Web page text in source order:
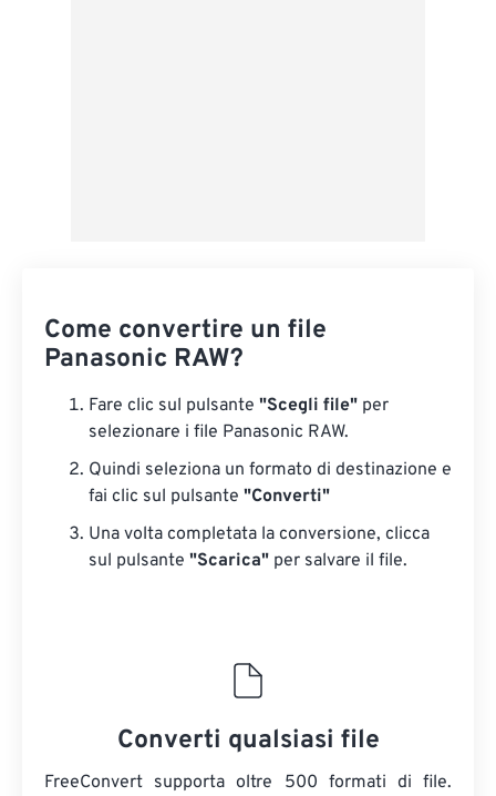
Come convertire un file
Panasonic RAW?
Fare clic sul pulsante "Scegli file" per
selezionare i file Panasonic RAW.
Quindi seleziona un formato di destinazione e
fai clic sul pulsante "Converti"
Una volta completata la conversione, clicca
sul pulsante "Scarica" ​​per salvare il file.
Converti qualsiasi file
FreeConvert supporta oltre 500 formati di file.